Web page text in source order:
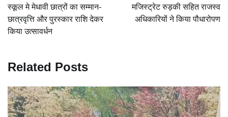
स्कूल मे मेधावी छात्रों का सम्मान-
छात्रवृत्ति और पुरस्कार राशि देकर
किया उत्सावर्धन
मजिस्ट्रेट रुड़की सहित राजस्व
अधिकारियों ने किया पौधारोपण
Related Posts